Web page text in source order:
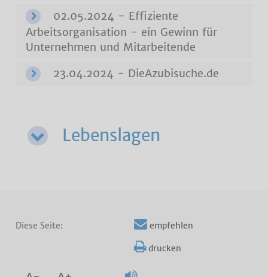
02.05.2024 - Effiziente
Arbeitsorganisation - ein Gewinn für
Unternehmen und Mitarbeitende
23.04.2024 - DieAzubisuche.de
Lebenslagen
Diese Seite: empfehlen
drucken